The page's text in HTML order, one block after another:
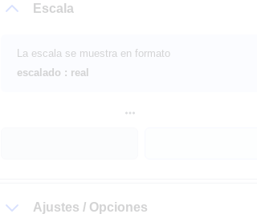
Escala
La escala se muestra en formato
escalado : real
Ajustes / Opciones